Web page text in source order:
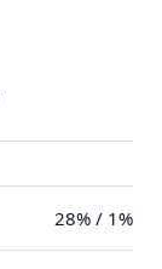
28% / 1%